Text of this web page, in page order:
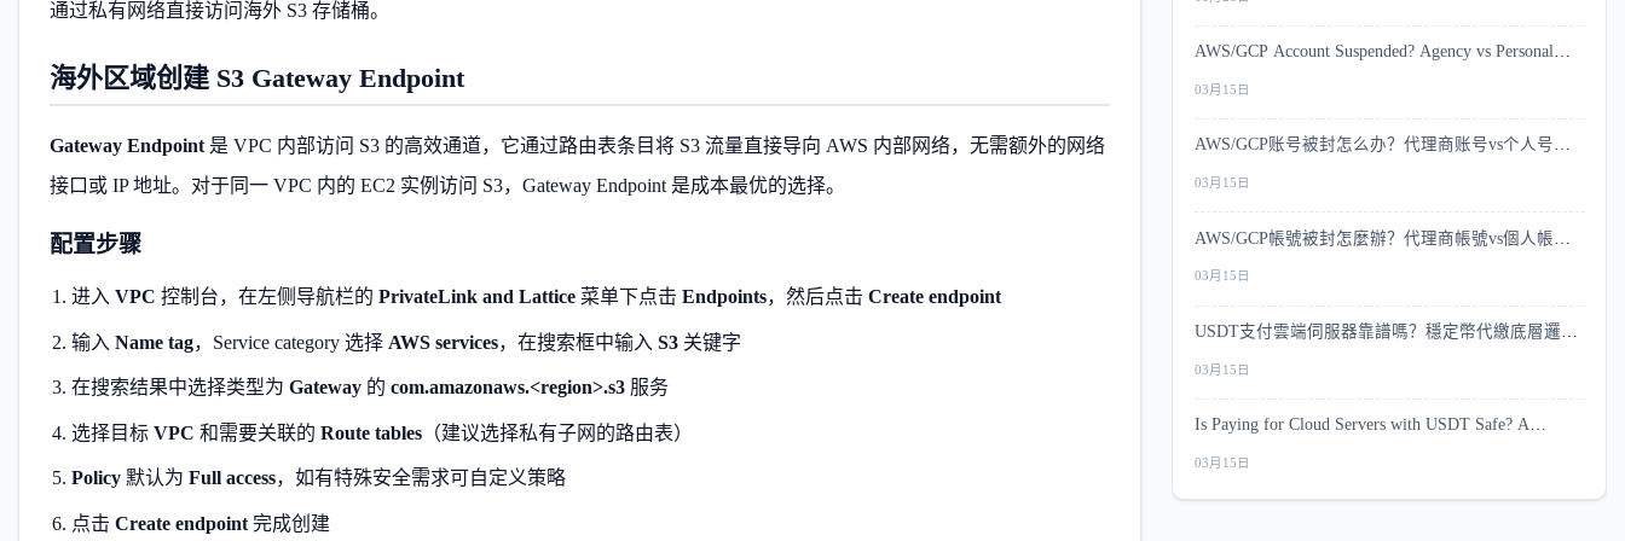
通过私有网络直接访问海外 S3 存储桶。
海外区域创建 S3 Gateway Endpoint
Gateway Endpoint 是 VPC 内部访问 S3 的高效通道，它通过路由表条目将 S3 流量直接导向 AWS 内部网络，无需额外的网络
接口或 IP 地址。对于同一 VPC 内的 EC2 实例访问 S3，Gateway Endpoint 是成本最优的选择。
配置步骤
进入 VPC 控制台，在左侧导航栏的 PrivateLink and Lattice菜单下点击 Endpoints，然后点击 Create endpoint
输入 Name tag，Service category 选择 AWS services，在搜索框中输入 S3关键字
在搜索结果中选择类型为 Gateway的 com.amazonaws.<region>.s3服务
选择目标 VPC 和需要关联的 Route tables（建议选择私有子网的路由表）
Policy默认为 Full access，如有特殊安全需求可自定义策略
点击 Create endpoint完成创建
AWS/GCP Account Suspended? Agency vs Personal
03月15日
AWS/GCP账号被封怎么办？代理商账号vs个人号风
03月15日
AWS/GCP帳號被封怎麼辦？代理商帳號vs個人帳號
03月15日
USDT支付雲端伺服器靠譜嗎？穩定幣代繳底層邏輯
03月15日
Is Paying for Cloud Servers with USDT Safe? A
03月15日